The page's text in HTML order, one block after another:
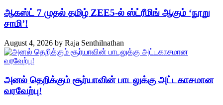
ஆகஸ்ட் 7 முதல் தமிழ் ZEE5-ல் ஸ்ட்ரீமிங் ஆகும் ‘நூறு
சாமி’!
August 4, 2026 by Raja Senthilnathan
அனல் தெறிக்கும் சூர்யாவின் பாடலுக்கு அட்டகாசமான
வரவேற்பு!